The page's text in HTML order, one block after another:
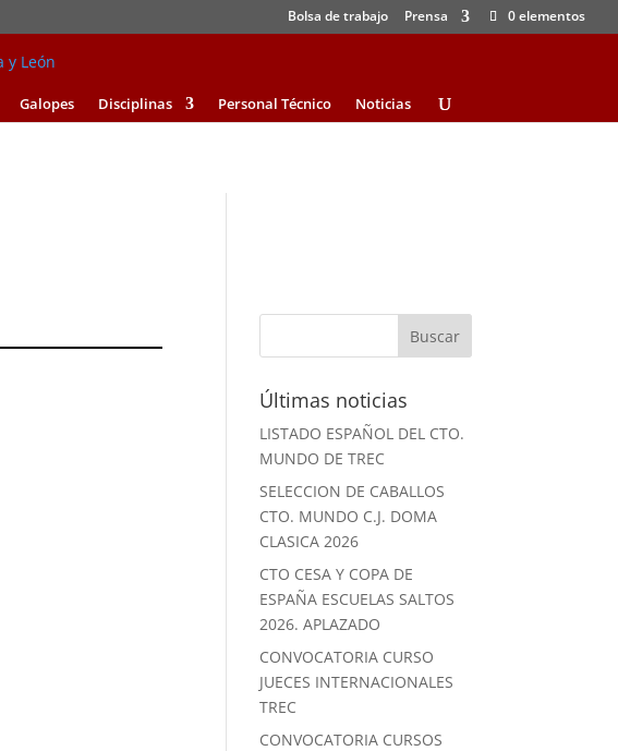
Bolsa de trabajo Prensa 0 elementos
Galopes Disciplinas Personal Técnico Noticias
Últimas noticias
LISTADO ESPAÑOL DEL CTO.
MUNDO DE TREC
SELECCION DE CABALLOS
CTO. MUNDO C.J. DOMA
CLASICA 2026
CTO CESA Y COPA DE
ESPAÑA ESCUELAS SALTOS
2026. APLAZADO
CONVOCATORIA CURSO
JUECES INTERNACIONALES
TREC
CONVOCATORIA CURSOS